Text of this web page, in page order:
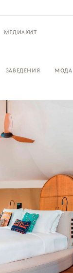
МЕДИАКИТ
ЗАВЕДЕНИЯ МОДА